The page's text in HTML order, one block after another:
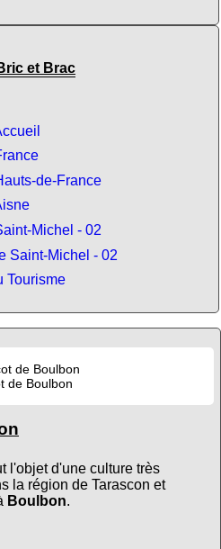
et Brac
de-France
Michel - 02
Saint-Michel - 02
Tourisme
de Boulbon
l'objet d'une culture très
la région de Tarascon et
Boulbon.